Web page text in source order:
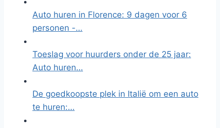
Auto huren in Florence: 9 dagen voor 6
personen -…
Toeslag voor huurders onder de 25 jaar:
Auto huren…
De goedkoopste plek in Italië om een auto
te huren:…